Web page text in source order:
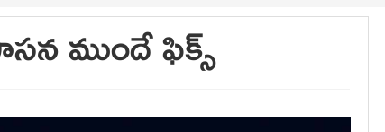
ముందే ఫిక్స్